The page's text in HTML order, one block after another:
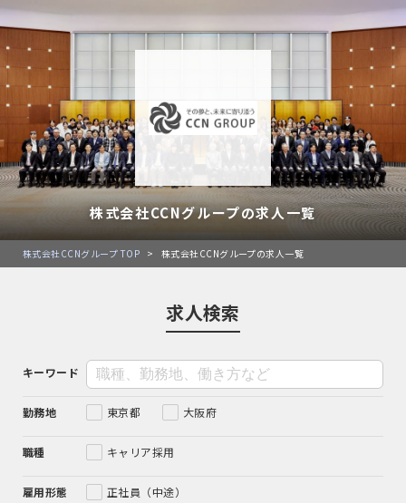
株式会社CCNグループの求人一覧
株式会社CCNグループ TOP > 株式会社CCNグループの求人一覧
求人検索
キーワード
勤務地 東京都 大阪府
職種 キャリア採用
雇用形態 正社員（中途）